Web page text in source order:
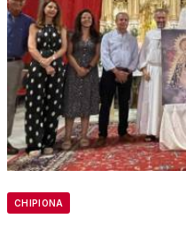
CHIPIONA